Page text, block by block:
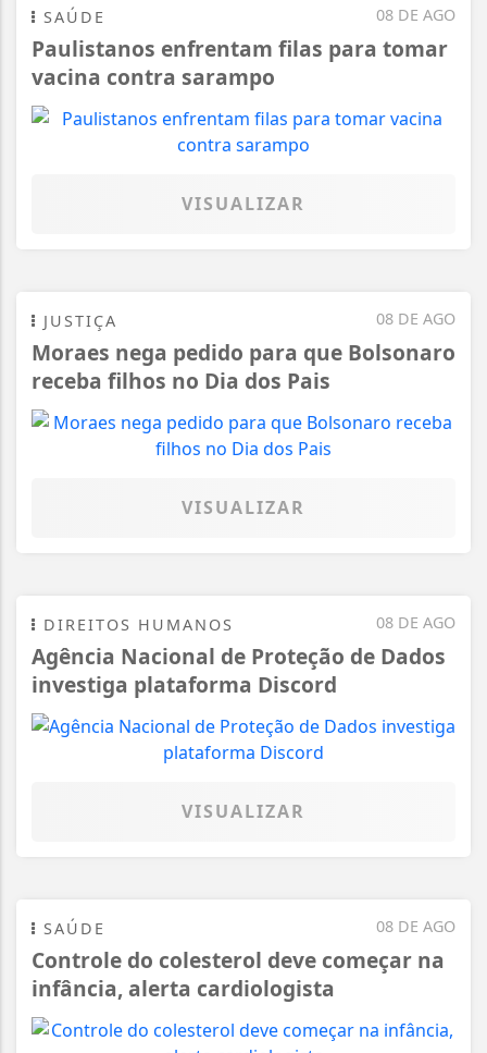
08 DE AGO
SAÚDE
Paulistanos enfrentam filas para tomar
vacina contra sarampo
VISUALIZAR
08 DE AGO
JUSTIÇA
Moraes nega pedido para que Bolsonaro
receba filhos no Dia dos Pais
VISUALIZAR
08 DE AGO
DIREITOS HUMANOS
Agência Nacional de Proteção de Dados
investiga plataforma Discord
VISUALIZAR
08 DE AGO
SAÚDE
Controle do colesterol deve começar na
infância, alerta cardiologista